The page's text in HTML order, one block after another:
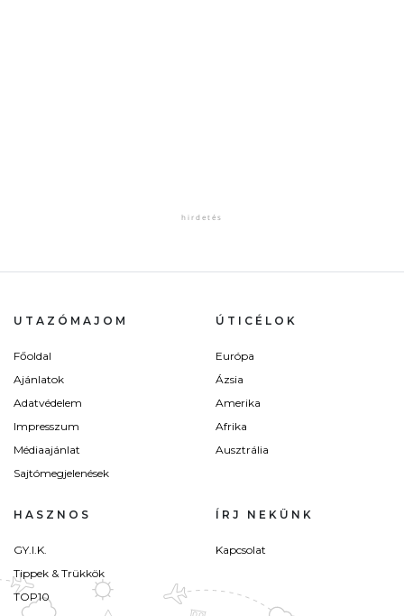
UTAZÓMAJOM
Főoldal
Ajánlatok
Adatvédelem
Impresszum
Médiaajánlat
Sajtómegjelenések
ÚTICÉLOK
Európa
Ázsia
Amerika
Afrika
Ausztrália
HASZNOS
GY.I.K.
Tippek & Trükkök
TOP10
ÍRJ NEKÜNK
Kapcsolat